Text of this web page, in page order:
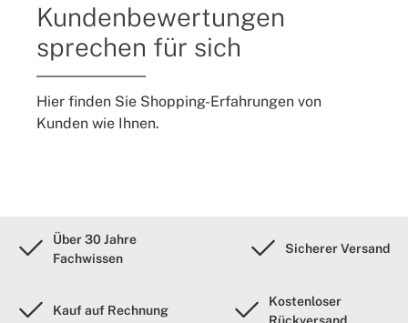
Kundenbewertungen
sprechen für sich
Hier finden Sie Shopping-Erfahrungen von
Kunden wie Ihnen.
Über 30 Jahre
Fachwissen
Sicherer Versand
Kauf auf Rechnung
Kostenloser
Rückversand